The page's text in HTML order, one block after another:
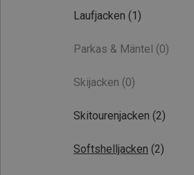
Laufjacken (1)
Parkas & Mäntel (0)
Skijacken (0)
Skitourenjacken (2)
Softshelljacken (2)